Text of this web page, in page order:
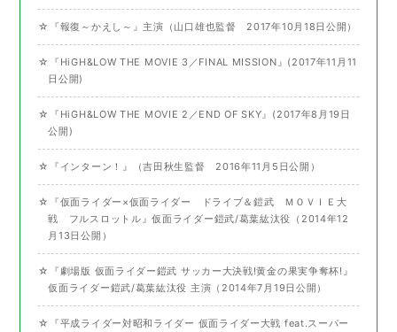
☆『報復～かえし～』主演（山口雄也監督 2017年10月18日公開）
☆『HiGH&LOW THE MOVIE 3／FINAL MISSION』(2017年11月11
日公開)
☆『HiGH&LOW THE MOVIE 2／END OF SKY』(2017年8月19日
公開)
☆『インターン！』（吉田秋生監督 2016年11月5日公開）
☆『仮面ライダー×仮面ライダー ドライブ＆鎧武 ＭＯＶＩＥ大
戦 フルスロットル』仮面ライダー鎧武/葛葉紘汰役（2014年12
月13日公開）
☆『劇場版 仮面ライダー鎧武 サッカー大決戦!黄金の果実争奪杯!』
仮面ライダー鎧武/葛葉紘汰役 主演（2014年7月19日公開）
☆『平成ライダー対昭和ライダー 仮面ライダー大戦 feat.スーパー